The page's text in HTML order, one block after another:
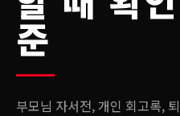
준
부모님 자서전, 개인 회고록,